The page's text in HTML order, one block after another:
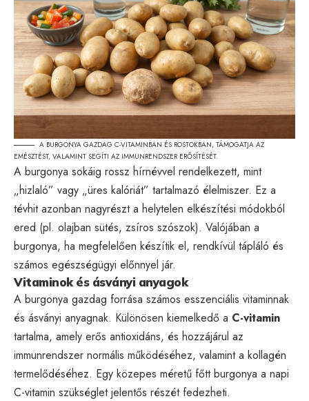
A BURGONYA GAZDAG C-VITAMINBAN ÉS ROSTOKBAN, TÁMOGATJA AZ
EMÉSZTÉST, VALAMINT SEGÍTI AZ IMMUNRENDSZER ERŐSÍTÉSÉT.
A burgonya sokáig rossz hírnévvel rendelkezett, mint
„hizlaló” vagy „üres kalóriát” tartalmazó élelmiszer. Ez a
tévhit azonban nagyrészt a helytelen elkészítési módokból
ered (pl. olajban sütés, zsíros szószok). Valójában a
burgonya, ha megfelelően készítik el, rendkívül tápláló és
számos egészségügyi előnnyel jár.
Vitaminok és ásványi anyagok
A burgonya gazdag forrása számos esszenciális vitaminnak
és ásványi anyagnak. Különösen kiemelkedő a C-vitamin
tartalma, amely erős antioxidáns, és hozzájárul az
immunrendszer normális működéséhez, valamint a kollagén
termelődéséhez. Egy közepes méretű főtt burgonya a napi
C-vitamin szükséglet jelentős részét fedezheti.